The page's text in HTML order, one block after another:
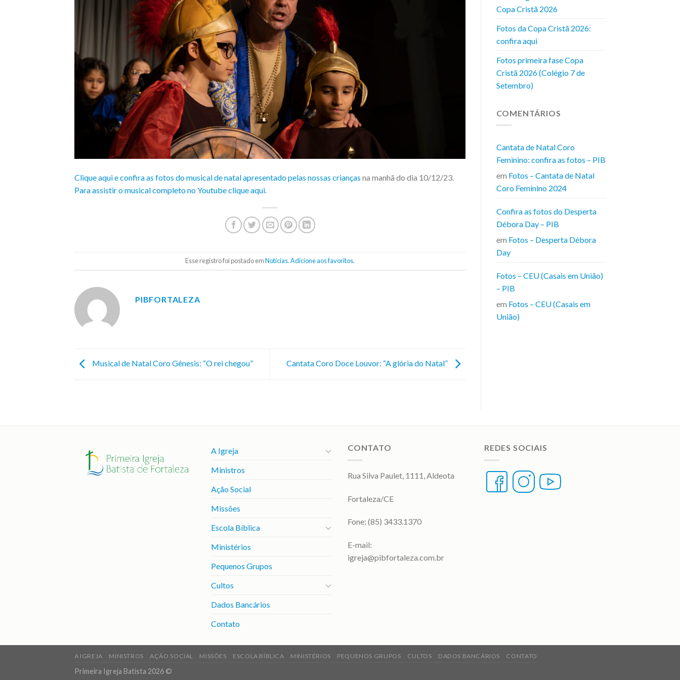
Clique aqui e confira as fotos do musical de natal apresentado pelas nossas crianças na manhã do dia 10/12/23.
Para assistir o musical completo no Youtube clique aqui.
Esse registro foi postado emNotícias.Adicione aos favoritos.
PIBFORTALEZA
Musical de Natal Coro Gênesis: “O rei chegou” Cantata Coro Doce Louvor: “A glória do Natal”
Copa Cristã 2026
Fotos da Copa Cristã 2026:
confira aqui
Fotos primeira fase Copa
Cristã 2026 (Colégio 7 de
Setembro)
COMENTÁRIOS
Cantata de Natal Coro
Feminino: confira as fotos – PIB
em Fotos – Cantata de Natal
Coro Feminino 2024
Confira as fotos do Desperta
Débora Day – PIB
em Fotos – Desperta Débora
Day
Fotos – CEU (Casais em União)
– PIB
em Fotos – CEU (Casais em
União)
A Igreja
Ministros
Ação Social
Missões
Escola Bíblica
Ministérios
Pequenos Grupos
Cultos
Dados Bancários
Contato
CONTATO
Rua Silva Paulet, 1111, Aldeota
Fortaleza/CE
Fone: (85) 3433.1370
E-mail:
igreja@pibfortaleza.com.br
REDES SOCIAIS
A IGREJA MINISTROS AÇÃO SOCIAL MISSÕES ESCOLA BÍBLICA MINISTÉRIOS PEQUENOS GRUPOS CULTOS DADOS BANCÁRIOS CONTATO
Primeira Igreja Batista 2026 ©